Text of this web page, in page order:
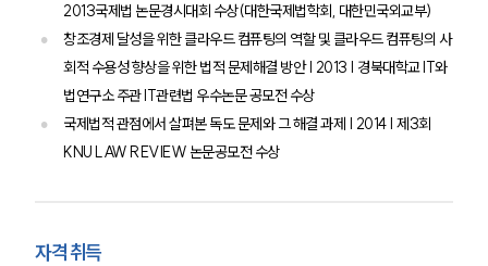
2013국제법 논문경시대회 수상(대한국제법학회, 대한민국외교부)
창조경제 달성을 위한 클라우드 컴퓨팅의 역할 및 클라우드 컴퓨팅의 사
회적 수용성 향상을 위한 법적 문제해결 방안 | 2013 | 경북대학교 IT와
법연구소 주관 IT관련법 우수논문 공모전 수상
국제법적 관점에서 살펴본 독도 문제와 그 해결 과제 | 2014 | 제3회
KNU LAW REVIEW 논문공모전 수상
자격 취득